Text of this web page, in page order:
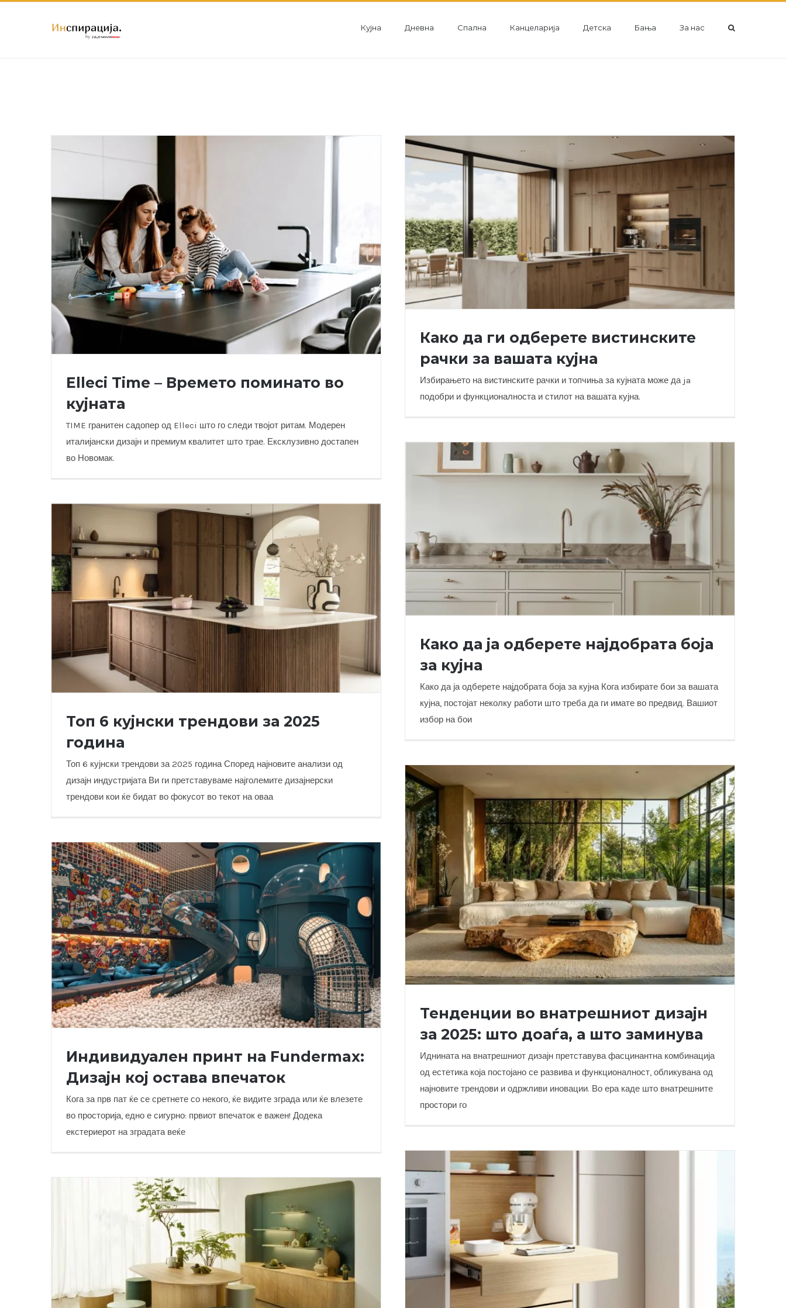
Кујна Дневна Спална Канцеларија Детска Бања За нас
Elleci Time – Времето поминато во
кујната
TIME гранитен садопер од Elleci што го следи твојот ритам. Модерен
италијански дизајн и премиум квалитет што трае. Ексклузивно достапен
во Новомак.
Како да ги одберете вистинските
рачки за вашата кујна
Избирањето на вистинските рачки и топчиња за кујната може да ja
подобри и функционалноста и стилот на вашата кујна.
Како да ја одберете најдобрата боја за кујна
Како да ја одберете најдобрата боја
за кујна
Како да ја одберете најдобрата боја за кујна Кога избирате бои за вашата
кујна, постојат неколку работи што треба да ги имате во предвид. Вашиот
избор на бои
Топ 6 кујнски трендови за 2025
година
Топ 6 кујнски трендови за 2025 година Според најновите анализи од
дизајн индустријата Ви ги претставуваме најголемите дизајнерски
трендови кои ќе бидат во фокусот во текот на оваа
Тенденции во внатрешниот дизајн за 2025: што доаѓа, а
Тенденции во внатрешниот дизајн
за 2025: што доаѓа, а што заминува
Иднината на внатрешниот дизајн претставува фасцинантна комбинација
од естетика која постојано се развива и функционалност, обликувана од
најновите трендови и одржливи иновации. Во ера каде што внатрешните
простори го
Индивидуален принт на Fundermax: Дизајн кој остава
Индивидуален принт на Fundermax:
Дизајн кој остава впечаток
Кога за прв пат ќе се сретнете со некого, ќе видите зграда или ќе влезете
во просторија, едно е сигурно: првиот впечаток е важен! Додека
екстериерот на зградата веќе